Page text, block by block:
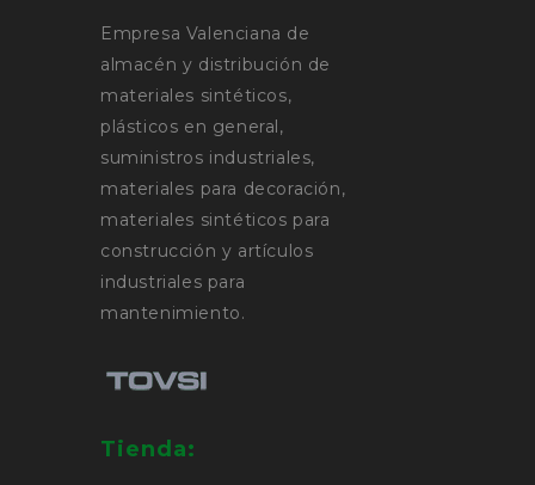
Empresa Valenciana de
almacén y distribución de
materiales sintéticos,
plásticos en general,
suministros industriales,
materiales para decoración,
materiales sintéticos para
construcción y artículos
industriales para
mantenimiento.
Tienda: